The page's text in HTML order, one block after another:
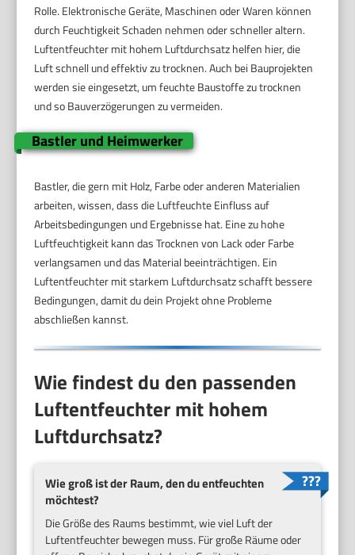
Rolle. Elektronische Geräte, Maschinen oder Waren können
durch Feuchtigkeit Schaden nehmen oder schneller altern.
Luftentfeuchter mit hohem Luftdurchsatz helfen hier, die
Luft schnell und effektiv zu trocknen. Auch bei Bauprojekten
werden sie eingesetzt, um feuchte Baustoffe zu trocknen
und so Bauverzögerungen zu vermeiden.
Bastler und Heimwerker
Bastler, die gern mit Holz, Farbe oder anderen Materialien
arbeiten, wissen, dass die Luftfeuchte Einfluss auf
Arbeitsbedingungen und Ergebnisse hat. Eine zu hohe
Luftfeuchtigkeit kann das Trocknen von Lack oder Farbe
verlangsamen und das Material beeinträchtigen. Ein
Luftentfeuchter mit starkem Luftdurchsatz schafft bessere
Bedingungen, damit du dein Projekt ohne Probleme
abschließen kannst.
Wie findest du den passenden
Luftentfeuchter mit hohem
Luftdurchsatz?
Wie groß ist der Raum, den du entfeuchten
möchtest?
Die Größe des Raums bestimmt, wie viel Luft der
Luftentfeuchter bewegen muss. Für große Räume oder